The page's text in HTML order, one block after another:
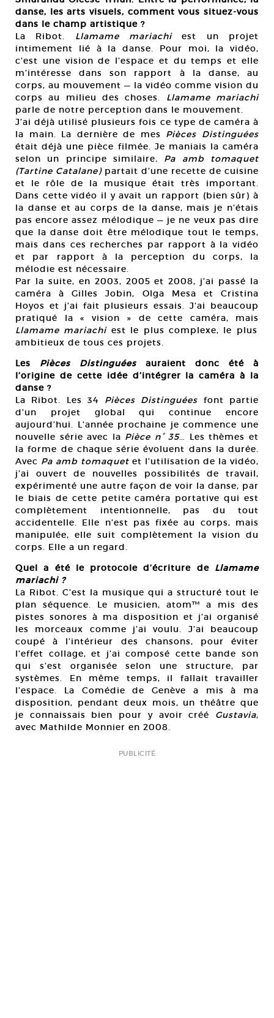
danse, les arts visuels, comment vous situez-vous
dans le champ artistique ?
La Ribot. Llamame mariachiest un projet
intimement lié à la danse. Pour moi, la vidéo,
c’est une vision de l’espace et du temps et elle
m’intéresse dans son rapport à la danse, au
corps, au mouvement — la vidéo comme vision du
corps au milieu des choses. Llamame mariachi
parle de notre perception dans le mouvement.
J’ai déjà utilisé plusieurs fois ce type de caméra à
la main. La dernière de mes Pièces Distinguées
était déjà une pièce filmée. Je maniais la caméra
selon un principe similaire. Pa amb tomaquet
(Tartine Catalane)partait d’une recette de cuisine
et le rôle de la musique était très important.
Dans cette vidéo il y avait un rapport (bien sûr) à
la danse et au corps de la danse, mais je n’étais
pas encore assez mélodique — je ne veux pas dire
que la danse doit être mélodique tout le temps,
mais dans ces recherches par rapport à la vidéo
et par rapport à la perception du corps, la
mélodie est nécessaire.
Par la suite, en 2003, 2005 et 2008, j’ai passé la
caméra à Gilles Jobin, Olga Mesa et Cristina
Hoyos et j’ai fait plusieurs essais. J’ai beaucoup
pratiqué la « vision » de cette caméra, mais
Llamame mariachi est le plus complexe, le plus
ambitieux de tous ces projets.
Les Pièces Distinguées auraient donc été à
l’origine de cette idée d’intégrer la caméra à la
danse ?
La Ribot. Les 34 Pièces Distinguées font partie
d’un projet global qui continue encore
aujourd’hui. L’année prochaine je commence une
nouvelle série avec la Pièce n° 35… Les thèmes et
la forme de chaque série évoluent dans la durée.
Avec Pa amb tomaquet et l’utilisation de la vidéo,
j’ai ouvert de nouvelles possibilités de travail,
expérimenté une autre façon de voir la danse, par
le biais de cette petite caméra portative qui est
complètement intentionnelle, pas du tout
accidentelle. Elle n’est pas fixée au corps, mais
manipulée, elle suit complètement la vision du
corps. Elle a un regard.
Quel a été le protocole d’écriture de Llamame
mariachi ?
La Ribot. C’est la musique qui a structuré tout le
plan séquence. Le musicien, atom™ a mis des
pistes sonores à ma disposition et j’ai organisé
les morceaux comme j’ai voulu. J’ai beaucoup
coupé à l’intérieur des chansons, pour éviter
l’effet collage, et j’ai composé cette bande son
qui s’est organisée selon une structure, par
systèmes. En même temps, il fallait travailler
l’espace. La Comédie de Genève a mis à ma
disposition, pendant deux mois, un théâtre que
je connaissais bien pour y avoir créé Gustavia,
avec Mathilde Monnier en 2008.
PUBLICITÉ